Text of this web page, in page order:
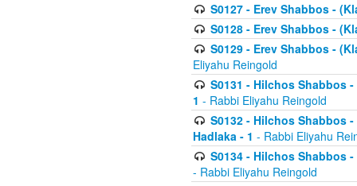
S0127 - Erev Shabbos -
S0128 - Erev Shabbos -
S0129 - Erev Shabbos -
Eliyahu Reingold
S0131 - Hilchos Shabbos
1 - Rabbi Eliyahu Reingold
S0132 - Hilchos Shabbos
Hadlaka - 1 - Rabbi Eliyahu
S0134 - Hilchos Shabbos
- Rabbi Eliyahu Reingold